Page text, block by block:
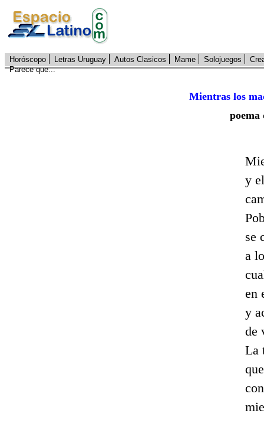
Horóscopo Letras Uruguay Autos Clasicos Mame Solojuegos
Parece que...
Mientras los
poema
y
se
a
en
y
de
La